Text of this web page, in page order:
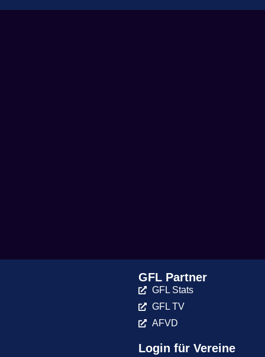
GFL Partner
GFL Stats
GFL TV
AFVD
Login für Vereine